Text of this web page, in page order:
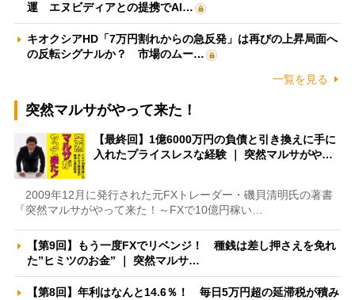
運 エヌビディアとの提携でAI…
キオクシアHD「7万円割れからの急反発」は再びの上昇局面へ
の反転シグナルか？ 市場のムー…
一覧を見る
突然マルサがやって来た！
【最終回】1億6000万円の負債と引き換えに手に
入れたプライスレスな経験 ｜ 突然マルサがや…
2009年12月に発行された元FXトレーダー・磯貝清明氏の著書
『突然マルサがやって来た！～FXで10億円稼い…
【第9回】もう一度FXでリベンジ！ 種銭は差し押さえを免れ
た”ヒミツのお金” ｜ 突然マルサ…
【第8回】年利はなんと14.6％！ 毎日5万円超の延滞税が積み